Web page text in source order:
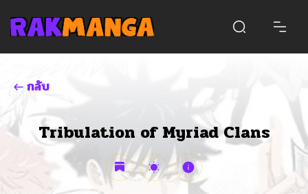
กลับ
Tribulation of Myriad Clans